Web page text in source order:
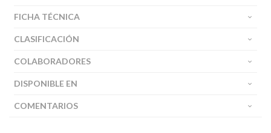
FICHA TÉCNICA
CLASIFICACIÓN
COLABORADORES
DISPONIBLE EN
COMENTARIOS